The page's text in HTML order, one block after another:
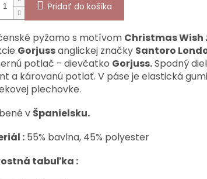
Pridať do košíka
pyžamo s motívom Christmas Wish
Gorjussanglickej značky Santoro
potlač - dievčatko Gorjuss.Spodný
a károvanú potlať. V páse je elastická
plechovke.
v Španielsku.
: 55% bavlna, 45% polyester
tabuľka :